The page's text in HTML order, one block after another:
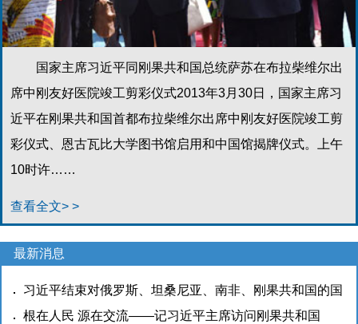
国家主席习近平同刚果共和国总统萨苏在布拉柴维尔出
席中刚友好医院竣工剪彩仪式2013年3月30日，国家主席习
近平在刚果共和国首都布拉柴维尔出席中刚友好医院竣工剪
彩仪式、恩古瓦比大学图书馆启用和中国馆揭牌仪式。上午
10时许……
查看全文> >
最新消息
习近平结束对俄罗斯、坦桑尼亚、南非、刚果共和国的国
事访问和出席金砖国家领导人第五次会晤回到北京(2013-
根在人民 源在交流——记习近平主席访问刚果共和国